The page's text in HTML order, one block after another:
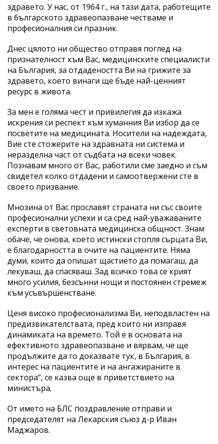
здравето. У нас, от 1964 г., на тази дата, работещите
в българското здравеопазване честваме и
професионалния си празник.
Днес цялото ни общество отправя поглед на
признателност към Вас, медицинските специалисти
на България, за отдадеността Ви на грижите за
здравето, което винаги ще бъде най-ценният
ресурс в живота.
За мен е голяма чест и привилегия да изкажа
искрения си респект към хуманния Ви избор да се
посветите на медицината. Носители на надеждата,
Вие сте стожерите на здравната ни система и
неразделна част от съдбата на всеки човек.
Познавам много от Вас, работили сме заедно и съм
свидетел колко отдадени и самоотвержени сте в
своето призвание.
Мнозина от Вас прославят страната ни със своите
професионални успехи и са сред най-уважаваните
експерти в световната медицинска общност. Знам
обаче, че онова, което истински стопля сърцата Ви,
е благодарността в очите на пациентите. Няма
думи, които да опишат щастието да помагаш, да
лекуваш, да спасяваш. Зад всичко това се крият
много усилия, безсънни нощи и постоянен стремеж
към усъвършенстване.
Ценя високо професионализма Ви, неподвластен на
предизвикателствата, пред които ни изправя
динамиката на времето. Той е в основата на
ефективното здравеопазване и вярвам, че ще
продължите да го доказвате тук, в България, в
интерес на пациентите и на ангажираните в
сектора“, се казва още в приветствието на
министъра.
От името на БЛС поздравление отправи и
председателят на Лекарския съюз д-р Иван
Маджаров.